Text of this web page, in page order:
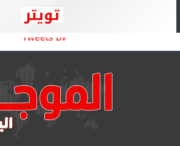
تويتر
Tweets by